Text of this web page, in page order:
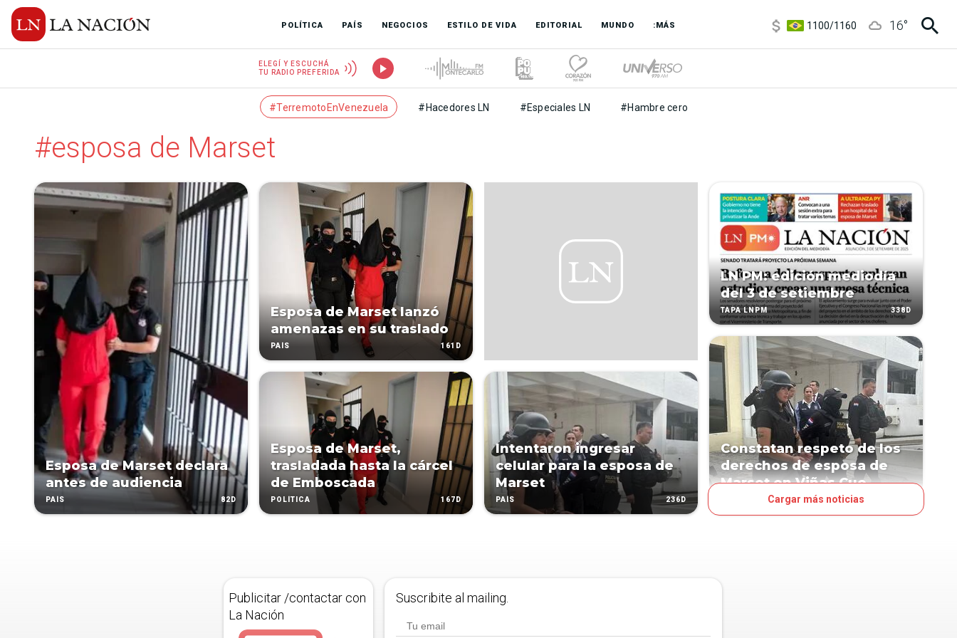
POLÍTICA PAÍS NEGOCIOS ESTILO DE VIDA EDITORIAL MUNDO :MÁS
1100/1160
16°
ELEGÍ Y ESCUCHÁ
TU RADIO PREFERIDA
#TerremotoEnVenezuela #Hacedores LN #Especiales LN #Hambre cero
#esposa de Marset
Esposa de Marset declara
antes de audiencia
PAÍS 82D
Esposa de Marset lanzó
amenazas en su traslado
PAÍS 161D
Esposa de Marset,
trasladada hasta la cárcel
de Emboscada
POLÍTICA 167D
Intentaron ingresar
celular para la esposa de
Marset
PAÍS 236D
LN PM: edición mediodía
del 3 de setiembre
TAPA LNPM 338D
Constatan respeto de los
derechos de esposa de
Marset en Viñas Cue
Cargar más noticias
Publicitar /contactar con
La Nación
Suscribite al mailing.